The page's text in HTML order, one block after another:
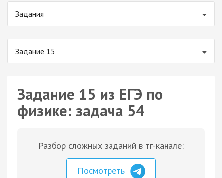
Задания
Задание 15
Задание 15 из ЕГЭ по
физике: задача 54
Разбор сложных заданий в тг-канале:
Посмотреть